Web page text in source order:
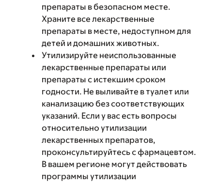
препараты в безопасном месте.
Храните все лекарственные
препараты в месте, недоступном для
детей и домашних животных.
Утилизируйте неиспользованные
лекарственные препараты или
препараты с истекшим сроком
годности. Не выливайте в туалет или
канализацию без соответствующих
указаний. Если у вас есть вопросы
относительно утилизации
лекарственных препаратов,
проконсультируйтесь с фармацевтом.
В вашем регионе могут действовать
программы утилизации